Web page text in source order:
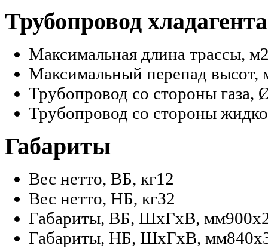
Трубопровод хладагента
Максимальная длина трассы, м
Максимальный перепад высот,
Трубопровод со стороны газа,
Трубопровод со стороны
Габариты
Вес нетто, ВБ, кг12
Вес нетто, НБ, кг32
Габариты, ВБ, ШхГхВ, мм
Габариты, НБ, ШхГхВ, мм